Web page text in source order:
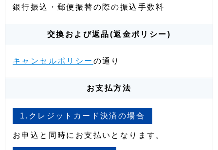
銀行振込・郵便振替の際の振込手数料
交換および返品(返金ポリシー)
キャンセルポリシー の通り
お支払方法
1.クレジットカード決済の場合
お申込と同時にお支払いとなります。